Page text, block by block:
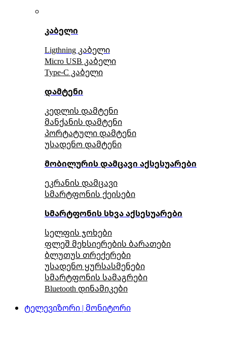
კაბელი
Ligthning კაბელი
Micro USB კაბელი
Type-C კაბელი
დამტენი
კედლის დამტენი
მანქანის დამტენი
პორტატული დამტენი
უსადენო დამტენი
მობილურის დამცავი აქსესუარები
ეკრანის დამცავი
სმარტფონის ქეისები
სმარტფონის სხვა აქსესუარები
სელფის ჯოხები
ფლეშ მეხსიერების ბარათები
ბლუთუს თრექერები
უსადენო ყურსასმენები
სმარტფონის სამაგრები
Bluetooth დინამიკები
ტელევიზორი | მონიტორი